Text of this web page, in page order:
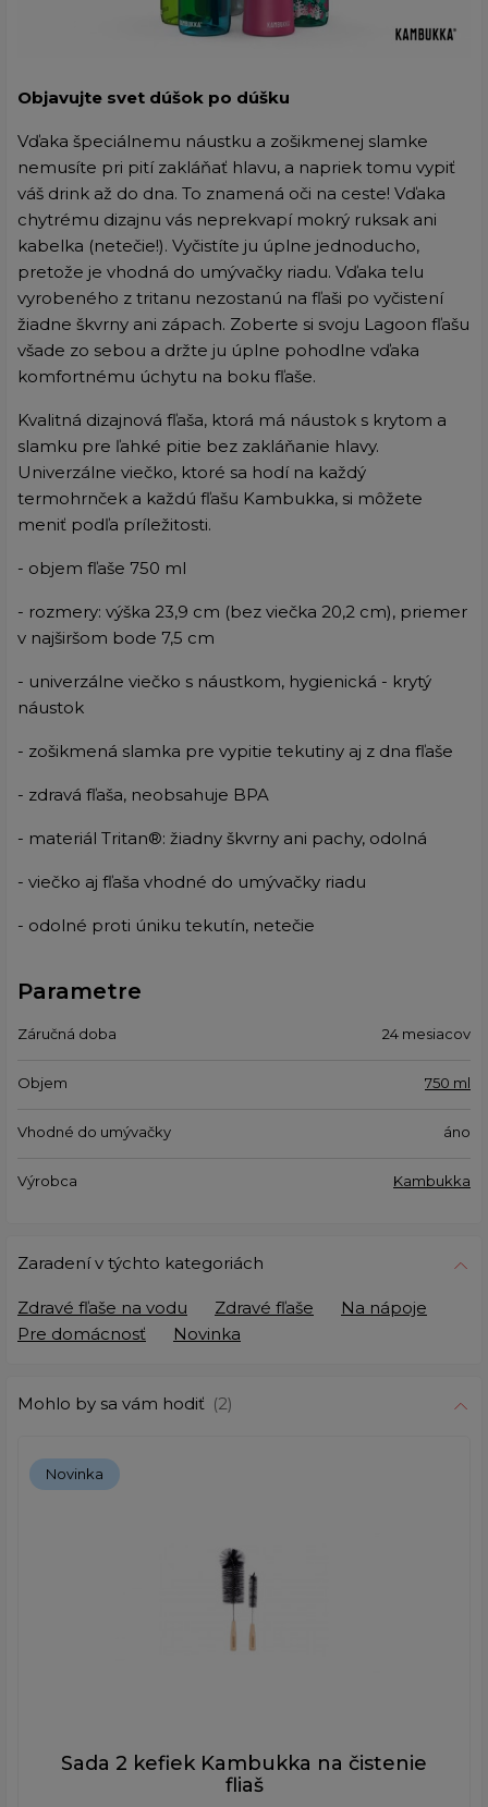
Objavujte svet dúšok po dúšku
Vďaka špeciálnemu náustku a zošikmenej slamke
nemusíte pri pití zakláňať hlavu, a napriek tomu vypiť
váš drink až do dna. To znamená oči na ceste! Vďaka
chytrému dizajnu vás neprekvapí mokrý ruksak ani
kabelka (netečie!). Vyčistíte ju úplne jednoducho,
pretože je vhodná do umývačky riadu. Vďaka telu
vyrobeného z tritanu nezostanú na fľaši po vyčistení
žiadne škvrny ani zápach. Zoberte si svoju Lagoon fľašu
všade zo sebou a držte ju úplne pohodlne vďaka
komfortnému úchytu na boku fľaše.
Kvalitná dizajnová fľaša, ktorá má náustok s krytom a
slamku pre ľahké pitie bez zakláňanie hlavy.
Univerzálne viečko, ktoré sa hodí na každý
termohrnček a každú fľašu Kambukka, si môžete
meniť podľa príležitosti.
- objem fľaše 750 ml
- rozmery: výška 23,9 cm (bez viečka 20,2 cm), priemer
v najširšom bode 7,5 cm
- univerzálne viečko s náustkom, hygienická - krytý
náustok
- zošikmená slamka pre vypitie tekutiny aj z dna fľaše
- zdravá fľaša, neobsahuje BPA
- materiál Tritan®: žiadny škvrny ani pachy, odolná
- viečko aj fľaša vhodné do umývačky riadu
- odolné proti úniku tekutín, netečie
Parametre
Záručná doba 24 mesiacov
Objem 750 ml
Vhodné do umývačky áno
Výrobca Kambukka
Zaradení v týchto kategoriách
Zdravé fľaše na vodu Zdravé fľaše
Na nápoje
Pre domácnosť
Novinka
Mohlo by sa vám hodiť (2)
Novinka
Sada 2 kefiek Kambukka na čistenie
fliaš